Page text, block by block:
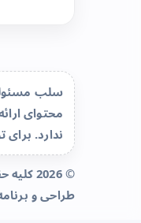
سلب
محتوای
ندارد.
© 2026 کلیه حقوق محفوظ است.
طراحی و